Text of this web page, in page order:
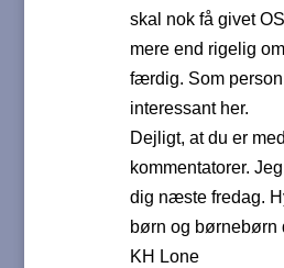
skal nok få givet
mere end rigelig
færdig. Som
interessant her.
Dejligt, at du er
kommentatorer.
dig næste fredag.
børn og børnebørn
KH Lone